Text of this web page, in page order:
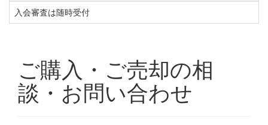
入会審査は随時受付